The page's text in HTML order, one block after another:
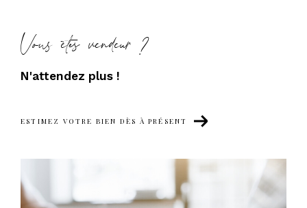
Vous êtes vendeur ?
N'attendez plus !
ESTIMEZ VOTRE BIEN DÈS À PRÉSENT